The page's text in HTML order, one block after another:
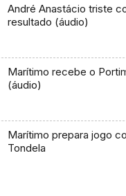
André Anastácio triste
resultado (áudio)
Marítimo recebe o
(áudio)
Marítimo prepara jogo
Tondela